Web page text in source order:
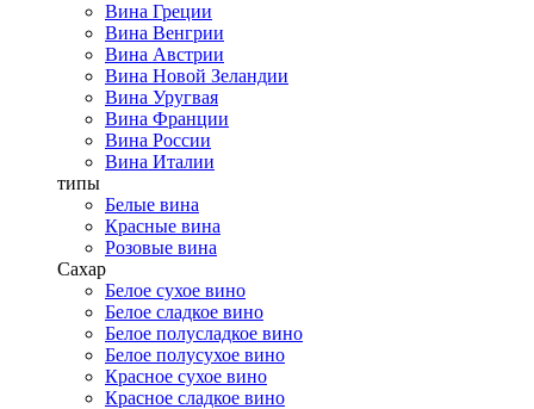
Вина Греции
Вина Венгрии
Вина Австрии
Вина Новой Зеландии
Вина Уругвая
Вина Франции
Вина России
Вина Италии
типы
Белые вина
Красные вина
Розовые вина
Сахар
Белое сухое вино
Белое сладкое вино
Белое полусладкое вино
Белое полусухое вино
Красное сухое вино
Красное сладкое вино